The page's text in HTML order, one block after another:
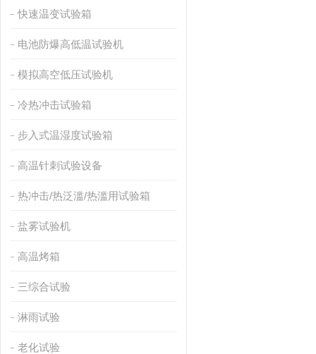
快速温变试验箱
电池防爆高低温试验机
模拟高空低压试验机
冷热冲击试验箱
步入式温湿度试验箱
高温针刺试验设备
热冲击/热泛滥/热滥用试验箱
盐雾试验机
高温烤箱
三综合试验
淋雨试验
老化试验